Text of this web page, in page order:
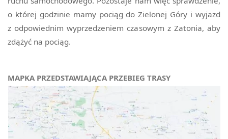
o której godzinie mamy pociąg do Zielonej Góry i wyjazd
z odpowiednim wyprzedzeniem czasowym z Zatonia, aby
zdążyć na pociąg.
MAPKA PRZEDSTAWIAJĄCA PRZEBIEG TRASY